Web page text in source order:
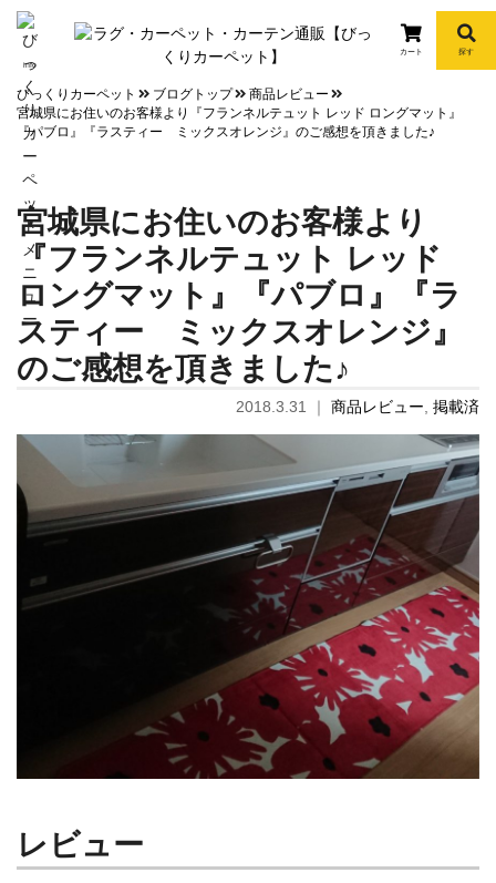
info
カート 探す
びっくりカーペット ブログトップ
商品レビュー
宮城県にお住いのお客様より『フランネルテュット レッド ロングマット』
『パブロ』『ラスティー ミックスオレンジ』のご感想を頂きました♪
宮城県にお住いのお客様より
『フランネルテュット レッド
ロングマット』『パブロ』『ラ
スティー ミックスオレンジ』
のご感想を頂きました♪
2018.3.31 ｜ 商品レビュー 掲載済
レビュー